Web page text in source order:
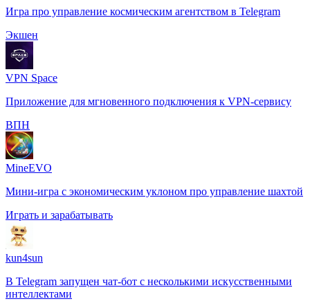
Игра про управление космическим агентством в Telegram
Экшен
VPN Space
Приложение для мгновенного подключения к VPN-сервису
️ВПН
MineEVO
Мини-игра с экономическим уклоном про управление шахтой
Играть и зарабатывать
kun4sun
В Telegram запущен чат-бот с несколькими искусственными
интеллектами